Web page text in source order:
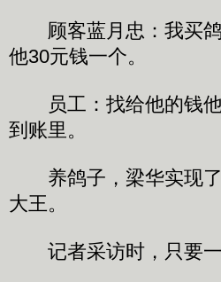
顾客蓝月忠：我买鸽
他30元钱一个。
员工：找给他的钱他
到账里。
养鸽子，梁华实现了
大王。
记者采访时，只要一